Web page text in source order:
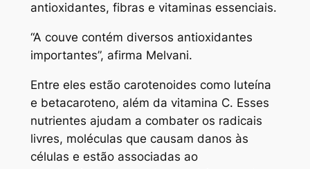
antioxidantes, fibras e vitaminas essenciais.
“A couve contém diversos antioxidantes
importantes”, afirma Melvani.
Entre eles estão carotenoides como luteína
e betacaroteno, além da vitamina C. Esses
nutrientes ajudam a combater os radicais
livres, moléculas que causam danos às
células e estão associadas ao